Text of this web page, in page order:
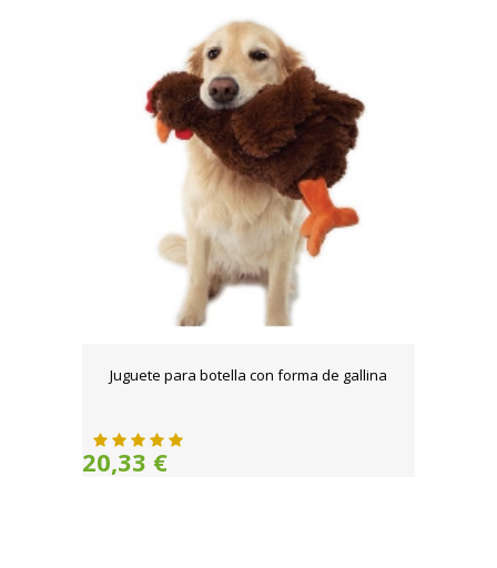
Juguete para botella con forma de gallina
20,33 €